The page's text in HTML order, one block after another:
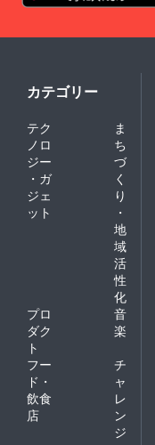
カテゴリー
テク
ノロ
ジー
・ガ
ジェ
ット
ま
ち
づ
く
り
・
地
域
活
性
化
プロ
ダク
ト
音
楽
フー
ド・
飲食
店
チ
ャ
レ
ン
ジ